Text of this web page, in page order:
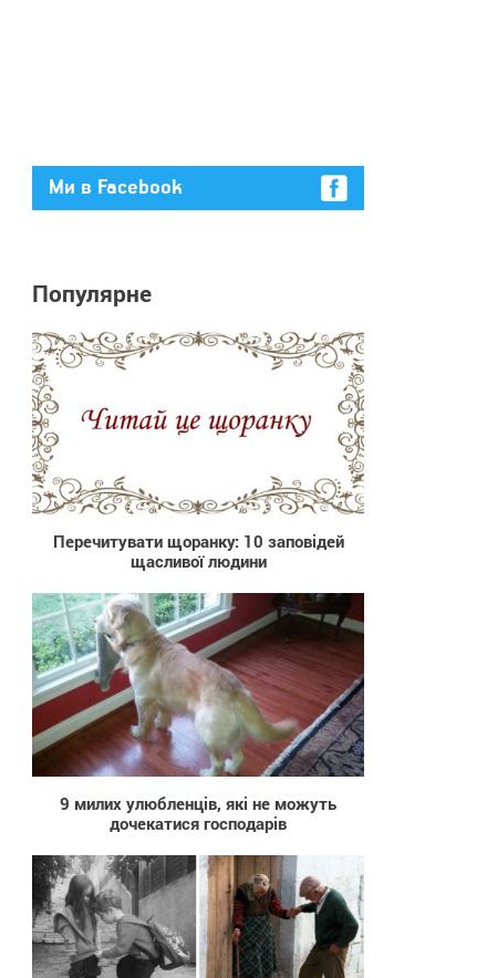
Ми в Facebook
Популярне
3 276
Перечитувати щоранку: 10 заповідей
щасливої людини
1 592
9 милих улюбленців, які не можуть
дочекатися господарів